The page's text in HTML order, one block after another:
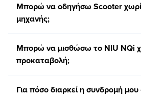
Μπορώ να οδηγήσω Scooter
μηχανής;
Μπορώ να μισθώσω το NIU NQi
προκαταβολή;
Για πόσο διαρκεί η συνδρομή